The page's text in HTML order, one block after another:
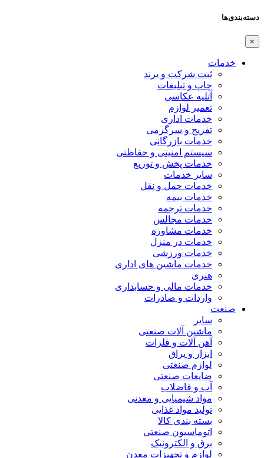
دسته‌بندی‌ها
×
خدمات
ثبت شرکت و برند
چاپ و تبلیغات
آتلیه عکاسی
تعمیر لوازم
خدمات اداری
تفریح و سرگرمی
خدمات بازرگانی
سیستم امنیتی و حفاظتی
خدمات پخش و توزیع
سایر خدمات
خدمات حمل و نقل
خدمات بیمه
خدمات ترجمه
خدمات مجالس
خدمات مشاوره
خدمات در منزل
خدمات ورزشی
خدمات ماشین های اداری
هنری
خدمات مالی و حسابداری
واردات و صادرات
صنعت
سایر
ماشین آلات صنعتی
آهن آلات و فلزات
ابزار و یراق
لوازم صنعتی
ضایعات صنعتی
آب و فاضلاب
مواد شیمیایی و معدنی
تولید مواد غذایی
بسته بندی کالا
اتوماسیون صنعتی
برق و الکترونیک
لوازم و تجهیزات معدن